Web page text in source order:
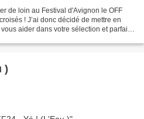
de loin au Festival d'Avignon le OFF
! J’ai donc décidé de mettre en
aider dans votre sélection et parfaire
)